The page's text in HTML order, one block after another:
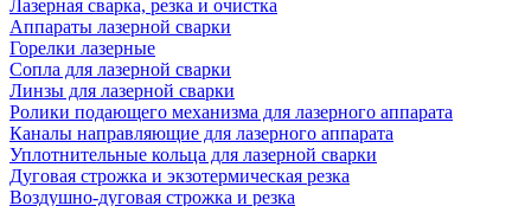
Лазерная сварка, резка и очистка
Аппараты лазерной сварки
Горелки лазерные
Сопла для лазерной сварки
Линзы для лазерной сварки
Ролики подающего механизма для лазерного аппарата
Каналы направляющие для лазерного аппарата
Уплотнительные кольца для лазерной сварки
Дуговая строжка и экзотермическая резка
Воздушно-дуговая строжка и резка